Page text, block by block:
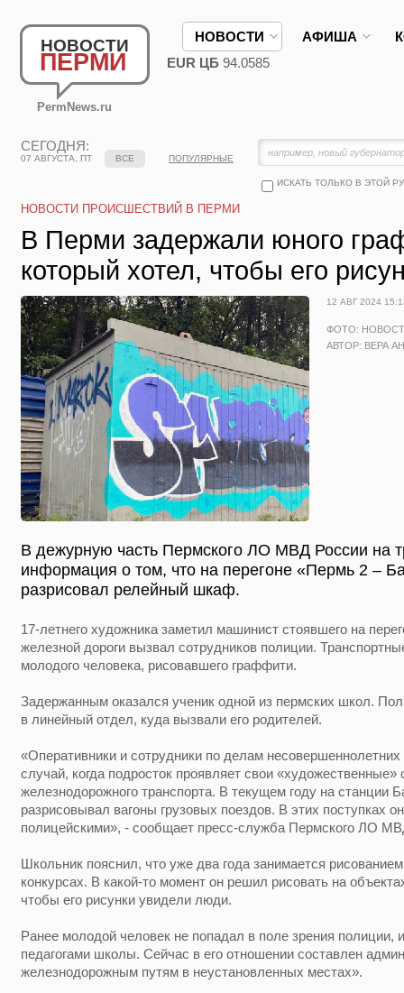
НОВОСТИ
ПЕРМИ
PermNews.ru
НОВОСТИ АФИША
EUR ЦБ 94.0585
СЕГОДНЯ:
07 АВГУСТА, ПТ
ИСКАТЬ ТОЛЬКО В ЭТОЙ
ВСЕ ПОПУЛЯРНЫЕ
НОВОСТИ ПРОИСШЕСТВИЙ В ПЕРМИ
В Перми задержали юного
который хотел, чтобы его
12 АВГ 2024
ФОТО:
АВТОР: ВЕРА
В дежурную часть Пермского ЛО МВД России на
информация о том, что на перегоне «Пермь 2 –
разрисовал релейный шкаф.
17-летнего художника заметил машинист стоявшего на
железной дороги вызвал сотрудников полиции.
молодого человека, рисовавшего граффити.
Задержанным оказался ученик одной из пермских школ.
в линейный отдел, куда вызвали его родителей.
«Оперативники и сотрудники по делам
случай, когда подросток проявляет свои «художественные»
железнодорожного транспорта. В текущем году на станции
разрисовывал вагоны грузовых поездов. В этих поступках
полицейскими», - сообщает пресс-служба Пермского ЛО
Школьник пояснил, что уже два года занимается
конкурсах. В какой-то момент он решил рисовать на
чтобы его рисунки увидели люди.
Ранее молодой человек не попадал в поле зрения полиции,
педагогами школы. Сейчас в его отношении составлен
железнодорожным путям в неустановленных местах».